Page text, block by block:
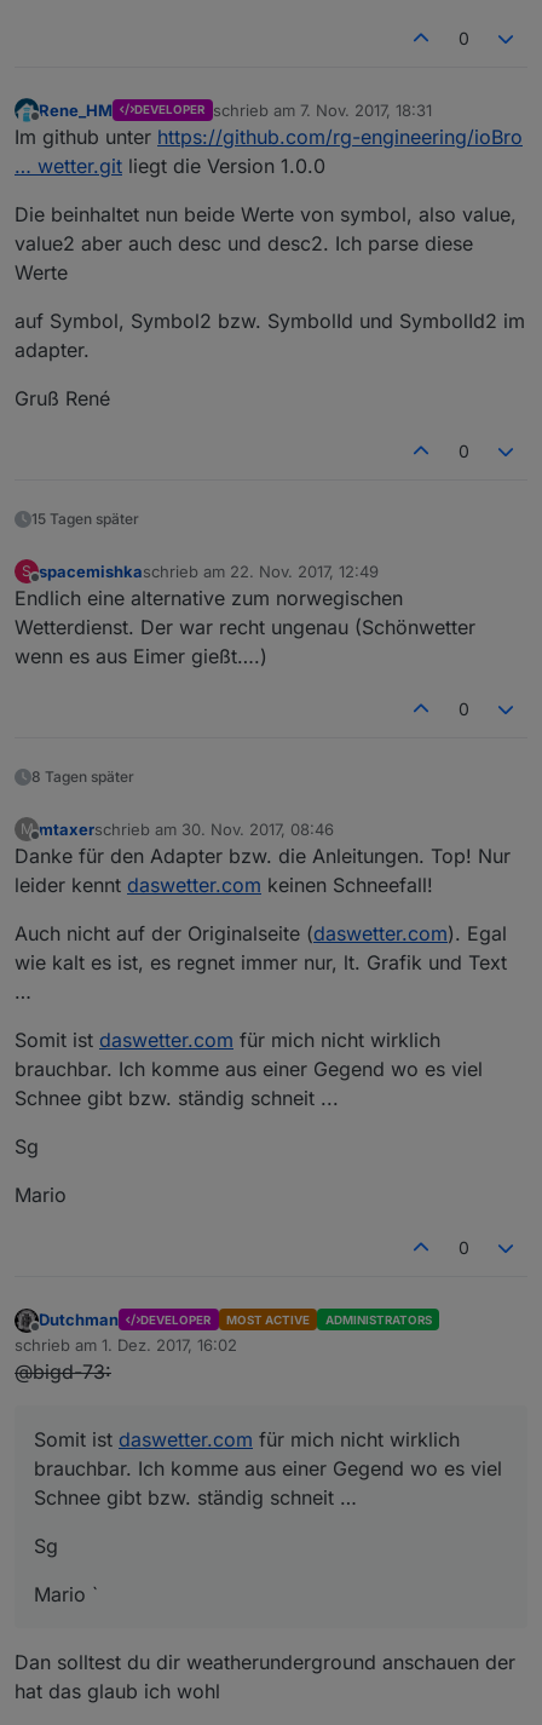
0
Offline
Rene_HM DEVELOPER schrieb am 7. Nov. 2017, 18:31
zuletzt editiert von
Im github unter https://github.com/rg-engineering/ioBro
… wetter.git liegt die Version 1.0.0
Die beinhaltet nun beide Werte von symbol, also value,
value2 aber auch desc und desc2. Ich parse diese
Werte
auf Symbol, Symbol2 bzw. SymbolId und SymbolId2 im
adapter.
Gruß René
0
15 Tagen später
S
Offline
spacemishkaschrieb am 22. Nov. 2017, 12:49
zuletzt editiert von
Endlich eine alternative zum norwegischen
Wetterdienst. Der war recht ungenau (Schönwetter
wenn es aus Eimer gießt….)
0
8 Tagen später
M
Offline
mtaxerschrieb am 30. Nov. 2017, 08:46
zuletzt editiert von
Danke für den Adapter bzw. die Anleitungen. Top! Nur
leider kennt daswetter.com keinen Schneefall!
Auch nicht auf der Originalseite (daswetter.com). Egal
wie kalt es ist, es regnet immer nur, lt. Grafik und Text
…
Somit ist daswetter.com für mich nicht wirklich
brauchbar. Ich komme aus einer Gegend wo es viel
Schnee gibt bzw. ständig schneit ...
Sg
Mario
0
Offline
Dutchman DEVELOPER MOST ACTIVE ADMINISTRATORS
schrieb am 1. Dez. 2017, 16:02
zuletzt editiert von
@bigd-73:
Somit ist daswetter.com für mich nicht wirklich
brauchbar. Ich komme aus einer Gegend wo es viel
Schnee gibt bzw. ständig schneit …
Sg
Mario `
Dan solltest du dir weatherunderground anschauen der
hat das glaub ich wohl